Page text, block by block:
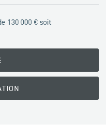
130 000 € soit